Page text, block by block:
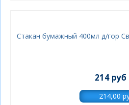
Стакан бумажный 400мл д/гор
214 руб